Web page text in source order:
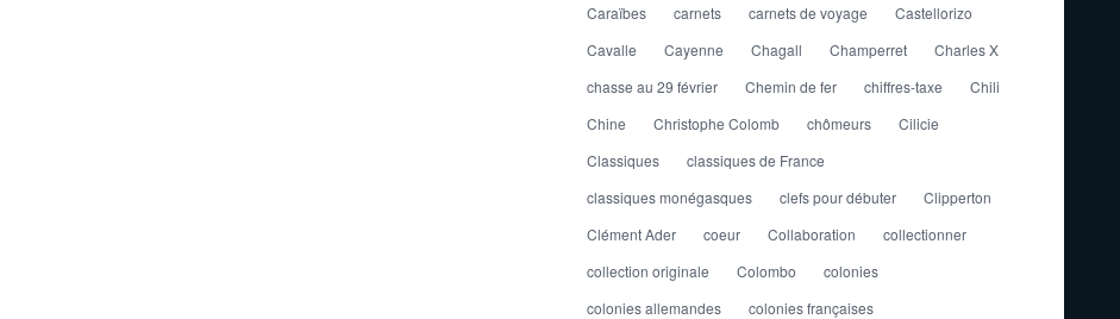
Caraïbes
carnets carnets de voyage
Castellorizo
Cavalle
Cayenne Chagall Champerret
Charles X
chasse au 29 février
Chemin de fer chiffres-taxe
Chili
Chine
Christophe Colomb chômeurs
Cilicie
Classiques
classiques de France
classiques monégasques
clefs pour débuter
Clipperton
Clément Ader
coeur Collaboration
collectionner
collection originale
Colombo
colonies
colonies allemandes
colonies françaises